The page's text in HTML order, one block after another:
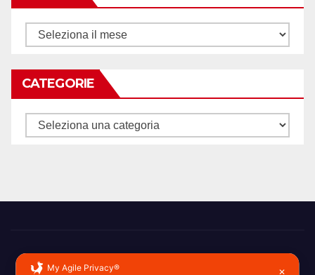
Archivi
CATEGORIE
Categorie
My Agile Privacy® ✕